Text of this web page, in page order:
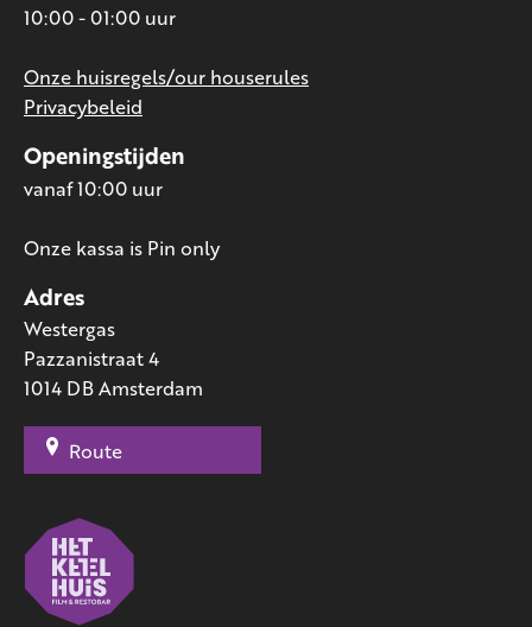
Adres
Westergas
Pazzanistraat 4
1014 DB Amsterdam
Route
Openingstijden
vanaf 10:00 uur
Onze kassa is Pin only
10:00 - 01:00 uur
Onze huisregels/our houserules
Privacybeleid